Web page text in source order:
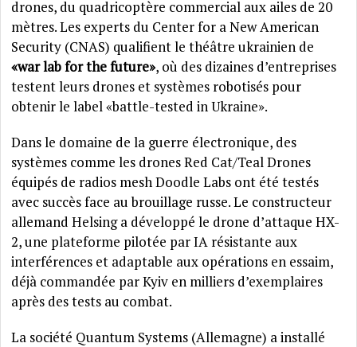
drones, du quadricoptère commercial aux ailes de 20
mètres. Les experts du Center for a New American
Security (CNAS) qualifient le théâtre ukrainien de
«war lab for the future», où des dizaines d’entreprises
testent leurs drones et systèmes robotisés pour
obtenir le label «battle-tested in Ukraine».
Dans le domaine de la guerre électronique, des
systèmes comme les drones Red Cat/Teal Drones
équipés de radios mesh Doodle Labs ont été testés
avec succès face au brouillage russe. Le constructeur
allemand Helsing a développé le drone d’attaque HX-
2, une plateforme pilotée par IA résistante aux
interférences et adaptable aux opérations en essaim,
déjà commandée par Kyiv en milliers d’exemplaires
après des tests au combat.
La société Quantum Systems (Allemagne) a installé